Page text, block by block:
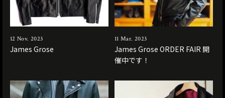
12 Nov. 2023
James Grose
11 Mar. 2023
James Grose ORDER FAIR 開
催中です！